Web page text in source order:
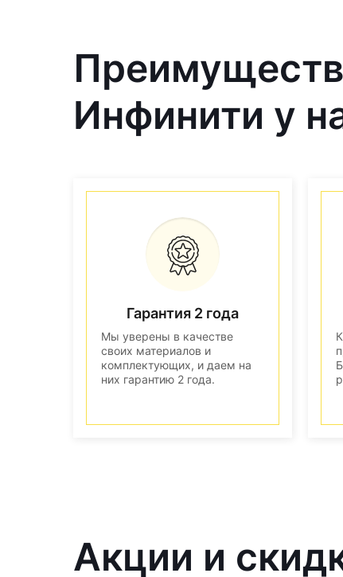
Инфинити у
Гарантия 2 года
Мы уверены в качестве
своих материалов и
комплектующих, и даем на
них гарантию 2 года.
Акции и